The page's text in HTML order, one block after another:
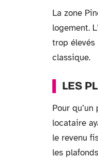
La zone
logement.
trop élevés
classique.
LES
Pour
locataire
le revenu
les